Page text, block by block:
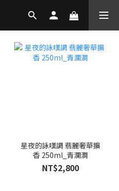
星夜的詠嘆調 翡麗奢華擴
香 250ml_青瀾澗
NT$2,800